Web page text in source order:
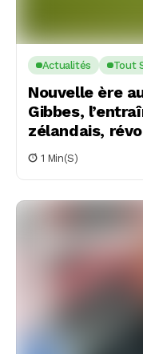
Actualités Tout
Nouvelle ère
Gibbes,
zélandais,
1 Min(s)